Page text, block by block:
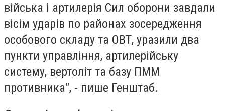
війська і артилерія Сил оборони завдали
вісім ударів по районах зосередження
особового складу та ОВТ, уразили два
пункти управління, артилерійську
систему, вертоліт та базу ПММ
противника", - пише Генштаб.